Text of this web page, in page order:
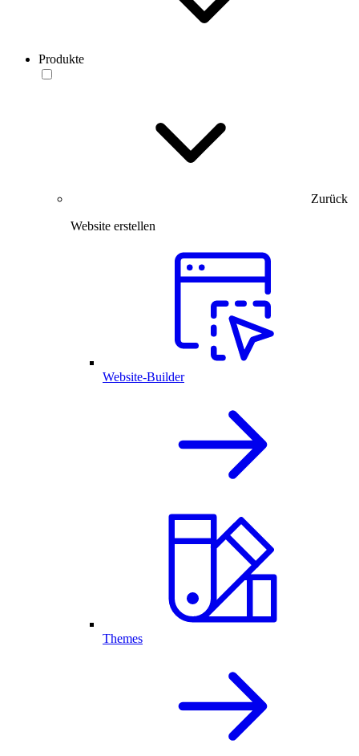
Produkte
Zurück
Website erstellen
Website-Builder
Themes